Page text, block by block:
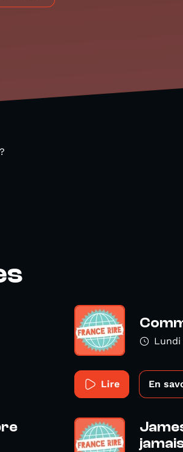
Lundi
Lire En